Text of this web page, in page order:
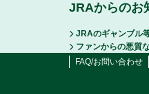
JRAからのお
JRAのギャンブル
ファンからの悪質
FAQ/お問い合わせ